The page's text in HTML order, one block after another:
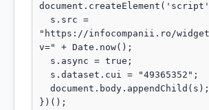
"https://infocompanii.ro/
v=" + Date.now();
})();